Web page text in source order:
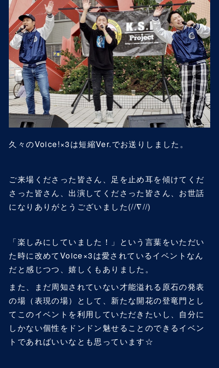
久々のVoice!×3は短縮Ver.でお送りしました。
ご来場くださった皆さん、足を止め耳を傾けてくだ
さった皆さん、出演してくださった皆さん、お世話
になりありがとうございました(//∇//)
「楽しみにしていました！」という言葉をいただい
た時に改めてVoice×3は愛されているイベントなん
だと感じつつ、嬉しくもありました。
また、まだ周知されていない才能溢れる原石の発表
の場（表現の場）として、新たな開花の登竜門とし
てこのイベントを利用していただきたいし、自分に
しかない個性をドンドン魅せることのできるイベン
トであればいいなとも思っています☆